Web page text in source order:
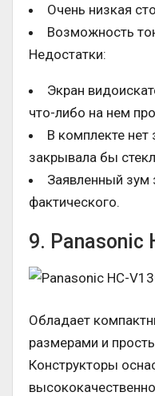
Очень низкая
Возможность
Недостатки:
Экран
что-либо на нем
В комплекте
закрывала бы
Заявленный зум
фактического.
9. Panasonic
Обладает
размерами и
Конструкторы